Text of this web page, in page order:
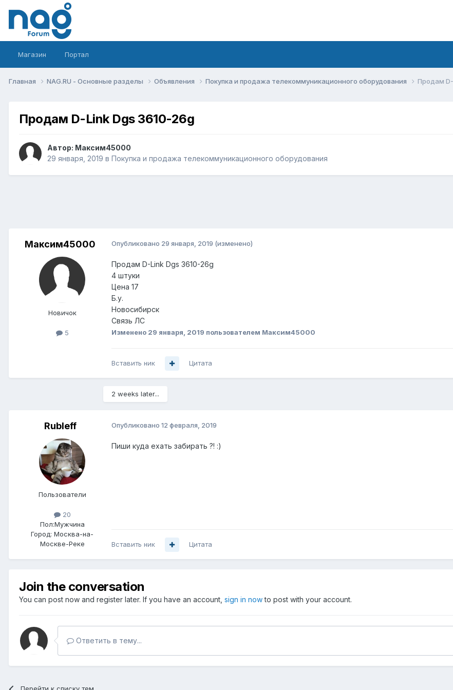
Магазин Портал
Главная NAG.RU - Основные разделы Объявления Покупка и продажа телекоммуникационного оборудования Продам
Продам D-Link Dgs 3610-26g
Автор: Максим45000
29 января, 2019 в Покупка и продажа телекоммуникационного оборудования
Максим45000
Новичок
5
Опубликовано 29 января, 2019 (изменено)
Продам D-Link Dgs 3610-26g
4 штуки
Цена 17
Б.у.
Новосибирск
Связь ЛС
Изменено 29 января, 2019 пользователем Максим45000
Вставить ник Цитата
2 weeks later...
Rubleff
Пользователи
20
Пол:Мужчина
Город: Москва-на-
Москве-Реке
Опубликовано 12 февраля, 2019
Пиши куда ехать забирать ?! :)
Вставить ник Цитата
Join the conversation
You can post now and register later. If you have an account, sign in nowto post with your account.
Ответить в тему...